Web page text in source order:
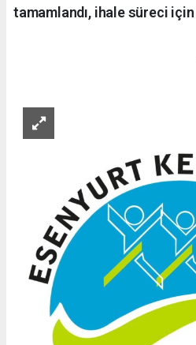
tamamlandı, ihale süreci